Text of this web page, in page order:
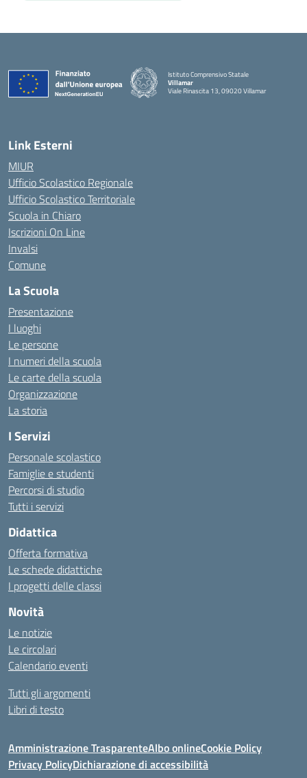
Istituto Comprensivo Statale
Villamar
Viale Rinascita 13, 09020 Villamar
Link Esterni
MIUR
Ufficio Scolastico Regionale
Ufficio Scolastico Territoriale
Scuola in Chiaro
Iscrizioni On Line
Invalsi
Comune
La Scuola
Presentazione
I luoghi
Le persone
I numeri della scuola
Le carte della scuola
Organizzazione
La storia
I Servizi
Personale scolastico
Famiglie e studenti
Percorsi di studio
Tutti i servizi
Didattica
Offerta formativa
Le schede didattiche
I progetti delle classi
Novità
Le notizie
Le circolari
Calendario eventi
Tutti gli argomenti
Libri di testo
Amministrazione TrasparenteAlbo onlineCookie Policy
Privacy PolicyDichiarazione di accessibilità